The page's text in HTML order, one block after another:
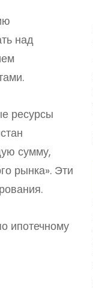
над
ресурсы
сумму,
рынка». Эти
ипотечному